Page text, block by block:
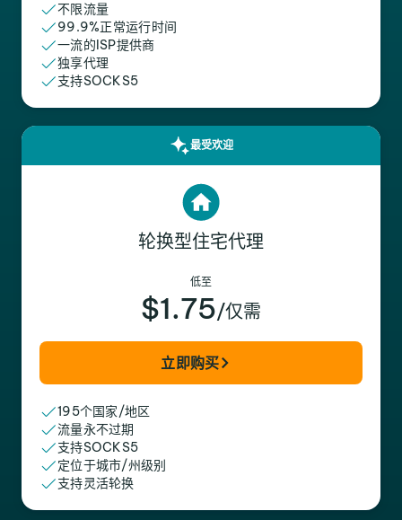
不限流量
99.9%正常运行时间
一流的ISP提供商
独享代理
支持SOCKS5
最受欢迎
轮换型住宅代理
低至
$1.75/仅需
立即购买
195个国家/地区
流量永不过期
支持SOCKS5
定位于城市/州级别
支持灵活轮换